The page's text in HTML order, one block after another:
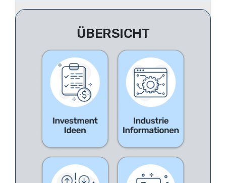
ÜBERSICHT